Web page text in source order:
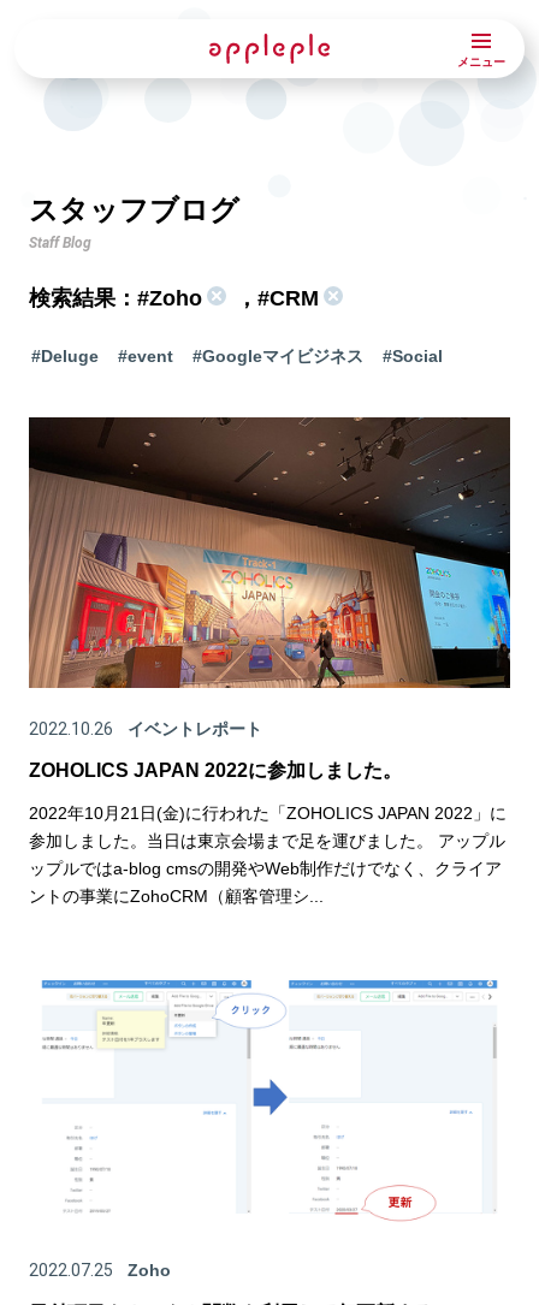
メニュー
スタッフブログ
Staff Blog
検索結果： #Zoho ， #CRM
#Deluge #event #Googleマイビジネス #Social
2022.10.26 イベントレポート
ZOHOLICS JAPAN 2022に参加しました。
2022年10月21日(金)に行われた「ZOHOLICS JAPAN 2022​」に
参加しました。当日は東京会場まで足を運びました。 アップル
ップルではa-blog cmsの開発やWeb制作だけでなく、クライア
ントの事業にZohoCRM（顧客管理シ...
2022.07.25 Zoho